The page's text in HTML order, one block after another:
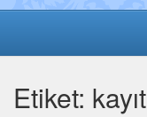
Etiket: kayıt